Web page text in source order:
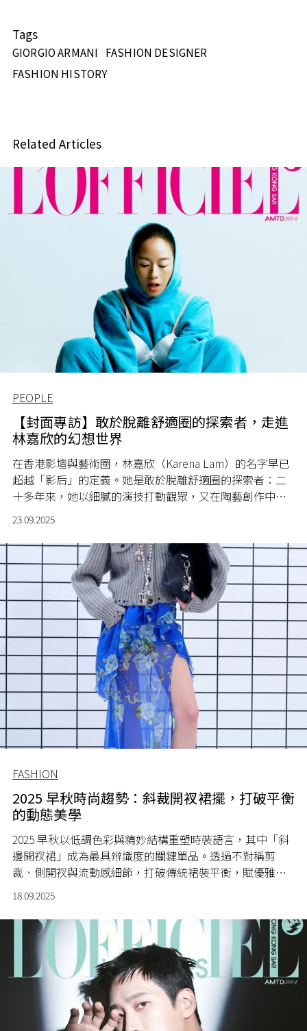
Tags
GIORGIO ARMANI FASHION DESIGNER
FASHION HISTORY
Related Articles
PEOPLE
【封面專訪】敢於脫離舒適圈的探索者，走進
林嘉欣的幻想世界
在香港影壇與藝術圈，林嘉欣（Karena Lam）的名字早已
超越「影后」的定義。她是敢於脫離舒適圈的探索者：二
十多年來，她以細膩的演技打動觀眾，又在陶藝創作中擁
抱未知與火焰。這一次，我們在專訪中遇見一個不設限的
林嘉欣——她談到首次挑戰不討喜角色的快感、在多重文化
語境間游走的自如，以及如何在手機以外的世界，重新發
現靈感與幻想。
23.09.2025
FASHION
2025 早秋時尚趨勢：斜裁開衩裙擺，打破平衡
的動態美學
2025 早秋以低調色彩與精妙結構重塑時裝語言，其中「斜
邊開衩裙」成為最具辨識度的關鍵單品。透過不對稱剪
裁、側開衩與流動感細節，打破傳統裙裝平衡，賦優雅一
抹不羈張力。
18.09.2025